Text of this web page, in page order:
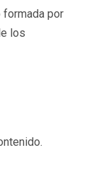
formada por
los